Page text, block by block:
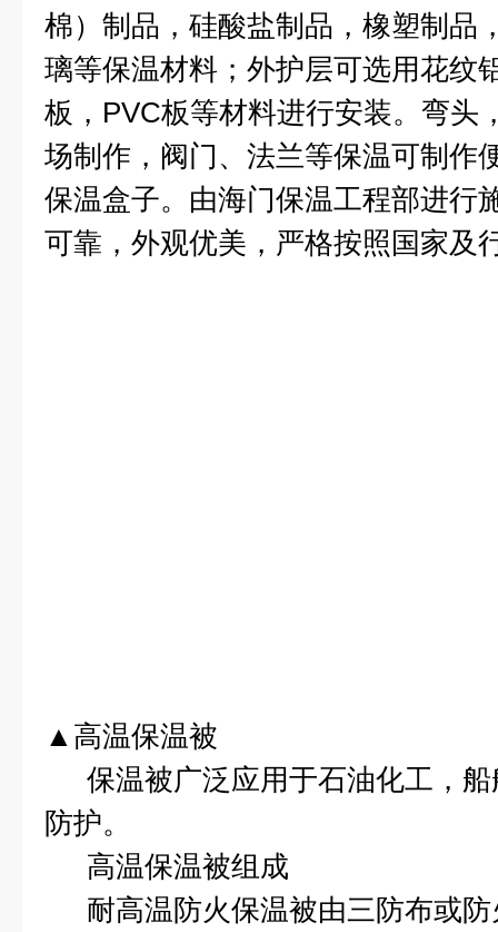
棉）制品，硅酸盐制品，橡塑制品
璃等保温材料；外护层可选用花纹
板， PVC板等材料进行安装。弯头
场制作，阀门、法兰等保温可制作
保温盒子。由海门保温工程部进行
可靠，外观优美，严格按照国家及
▲高温保温被
保温被广泛应用于石油化工，
防护。
高温保温被组成
耐高温防火保温被由三防布或